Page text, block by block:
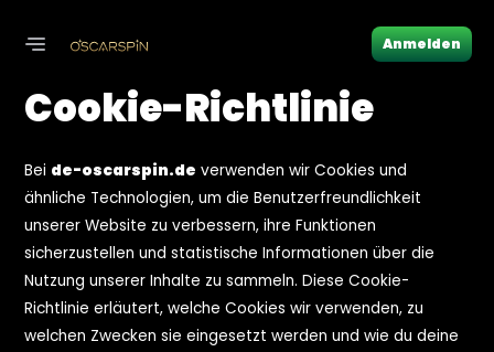
Inhalt
MAIN
MENU
Anmelden
Cookie-Richtlinie
Bei de-oscarspin.de verwenden wir Cookies und
ähnliche Technologien, um die Benutzerfreundlichkeit
unserer Website zu verbessern, ihre Funktionen
sicherzustellen und statistische Informationen über die
Nutzung unserer Inhalte zu sammeln. Diese Cookie-
Richtlinie erläutert, welche Cookies wir verwenden, zu
welchen Zwecken sie eingesetzt werden und wie du deine